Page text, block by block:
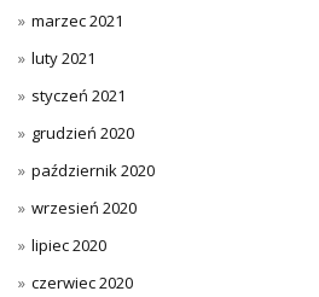
marzec 2021
luty 2021
styczeń 2021
grudzień 2020
październik 2020
wrzesień 2020
lipiec 2020
czerwiec 2020